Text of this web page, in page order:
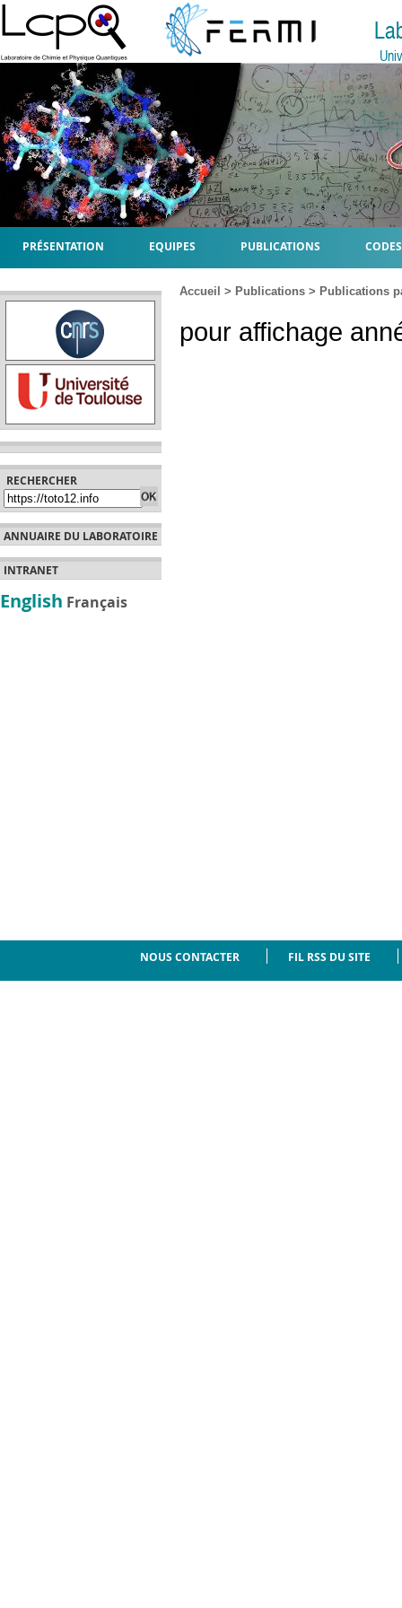
PRÉSENTATION EQUIPES PUBLICATIONS
RECHERCHER
ANNUAIRE DU LABORATOIRE
INTRANET
English Français
Accueil > Publications > Publications
pour affichage
NOUS CONTACTER FIL RSS DU SITE